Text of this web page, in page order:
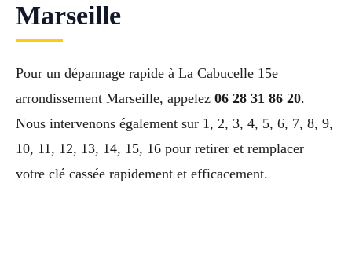
Marseille
Pour un dépannage rapide à La Cabucelle 15e
arrondissement Marseille, appelez 06 28 31 86 20.
Nous intervenons également sur 1, 2, 3, 4, 5, 6, 7, 8, 9,
10, 11, 12, 13, 14, 15, 16 pour retirer et remplacer
votre clé cassée rapidement et efficacement.